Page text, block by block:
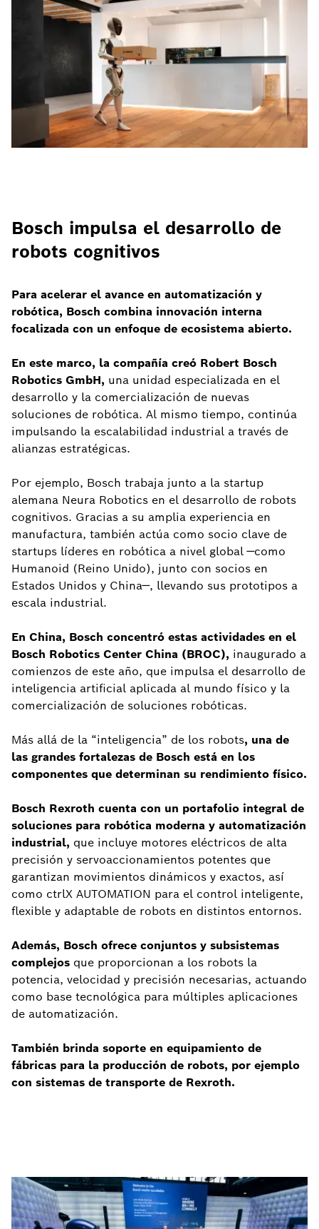
Bosch impulsa el desarrollo de
robots cognitivos
Para acelerar el avance en automatización y
robótica, Bosch combina innovación interna
focalizada con un enfoque de ecosistema abierto.
En este marco, la compañía creó Robert Bosch
Robotics GmbH, una unidad especializada en el
desarrollo y la comercialización de nuevas
soluciones de robótica. Al mismo tiempo, continúa
impulsando la escalabilidad industrial a través de
alianzas estratégicas.
Por ejemplo, Bosch trabaja junto a la startup
alemana Neura Robotics en el desarrollo de robots
cognitivos. Gracias a su amplia experiencia en
manufactura, también actúa como socio clave de
startups líderes en robótica a nivel global —como
Humanoid (Reino Unido), junto con socios en
Estados Unidos y China—, llevando sus prototipos a
escala industrial.
En China, Bosch concentró estas actividades en el
Bosch Robotics Center China (BROC), inaugurado a
comienzos de este año, que impulsa el desarrollo de
inteligencia artificial aplicada al mundo físico y la
comercialización de soluciones robóticas.
Más allá de la “inteligencia” de los robots, una de
las grandes fortalezas de Bosch está en los
componentes que determinan su rendimiento físico.
Bosch Rexroth cuenta con un portafolio integral de
soluciones para robótica moderna y automatización
industrial, que incluye motores eléctricos de alta
precisión y servoaccionamientos potentes que
garantizan movimientos dinámicos y exactos, así
como ctrlX AUTOMATION para el control inteligente,
flexible y adaptable de robots en distintos entornos.
Además, Bosch ofrece conjuntos y subsistemas
complejos que proporcionan a los robots la
potencia, velocidad y precisión necesarias, actuando
como base tecnológica para múltiples aplicaciones
de automatización.
También brinda soporte en equipamiento de
fábricas para la producción de robots, por ejemplo
con sistemas de transporte de Rexroth.